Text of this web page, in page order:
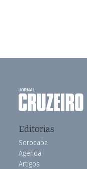
Editorias
Sorocaba
Agenda
Artigos